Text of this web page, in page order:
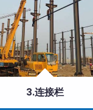
3.连接栏